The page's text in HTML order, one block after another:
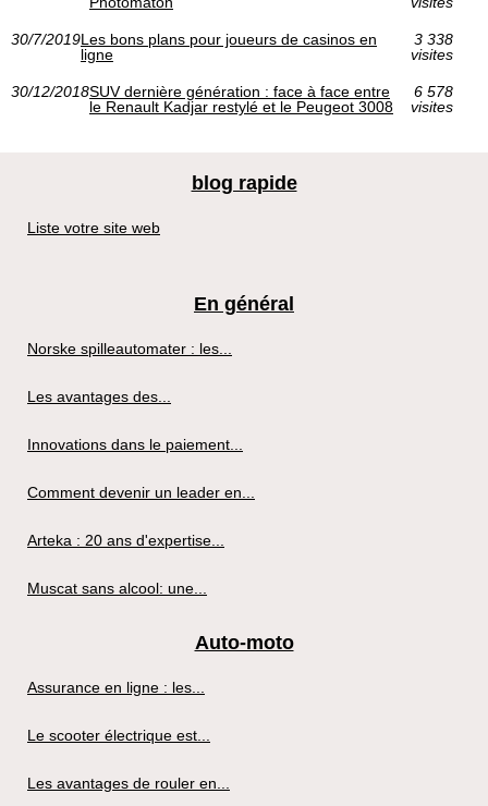
30/7/2019Les bons plans pour joueurs de casinos en
ligne
3 338
visites
30/12/2018SUV dernière génération : face à face entre
le Renault Kadjar restylé et le Peugeot 3008
6 578
visites
blog rapide
Liste votre site web
En général
Norske spilleautomater : les...
Les avantages des...
Innovations dans le paiement...
Comment devenir un leader en...
Arteka : 20 ans d'expertise...
Muscat sans alcool: une...
Auto-moto
Assurance en ligne : les...
Le scooter électrique est...
Les avantages de rouler en...